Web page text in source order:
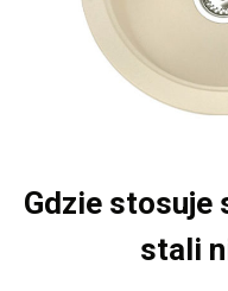
Gdzie stosuje
stali